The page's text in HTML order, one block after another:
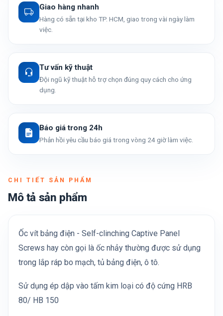
Giao hàng nhanh
Hàng có sẵn tại kho TP. HCM, giao trong vài ngày làm
việc.
Tư vấn kỹ thuật
Đội ngũ kỹ thuật hỗ trợ chọn đúng quy cách cho ứng
dụng.
Báo giá trong 24h
Phản hồi yêu cầu báo giá trong vòng 24 giờ làm việc.
CHI TIẾT SẢN PHẨM
Mô tả sản phẩm
Ốc vít bảng điện - Self-clinching Captive Panel
Screws hay còn gọi là ốc nhảy thường được sử dụng
trong lắp ráp bo mạch, tủ bảng điện, ô tô.
Sử dụng ép dập vào tấm kim loại có độ cứng HRB
80/ HB 150